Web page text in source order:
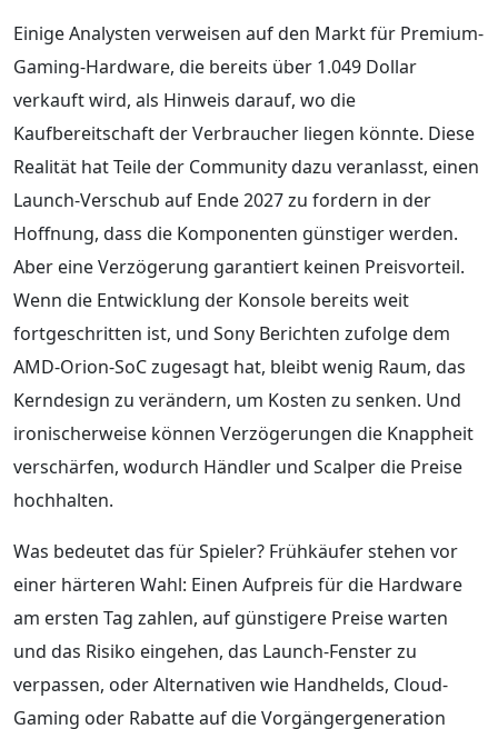
Einige Analysten verweisen auf den Markt für Premium-
Gaming-Hardware, die bereits über 1.049 Dollar
verkauft wird, als Hinweis darauf, wo die
Kaufbereitschaft der Verbraucher liegen könnte. Diese
Realität hat Teile der Community dazu veranlasst, einen
Launch-Verschub auf Ende 2027 zu fordern in der
Hoffnung, dass die Komponenten günstiger werden.
Aber eine Verzögerung garantiert keinen Preisvorteil.
Wenn die Entwicklung der Konsole bereits weit
fortgeschritten ist, und Sony Berichten zufolge dem
AMD-Orion-SoC zugesagt hat, bleibt wenig Raum, das
Kerndesign zu verändern, um Kosten zu senken. Und
ironischerweise können Verzögerungen die Knappheit
verschärfen, wodurch Händler und Scalper die Preise
hochhalten.
Was bedeutet das für Spieler? Frühkäufer stehen vor
einer härteren Wahl: Einen Aufpreis für die Hardware
am ersten Tag zahlen, auf günstigere Preise warten
und das Risiko eingehen, das Launch-Fenster zu
verpassen, oder Alternativen wie Handhelds, Cloud-
Gaming oder Rabatte auf die Vorgängergeneration